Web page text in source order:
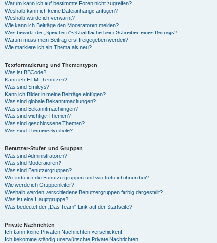
Warum kann ich auf bestimmte Foren nicht zugreifen?
Weshalb kann ich keine Dateianhänge anfügen?
Weshalb wurde ich verwarnt?
Wie kann ich Beiträge den Moderatoren melden?
Was bewirkt die „Speichern“-Schaltfläche beim Schreiben eines Beitrags?
Warum muss mein Beitrag erst freigegeben werden?
Wie markiere ich ein Thema als neu?
Textformatierung und Thementypen
Was ist BBCode?
Kann ich HTML benutzen?
Was sind Smileys?
Kann ich Bilder in meine Beiträge einfügen?
Was sind globale Bekanntmachungen?
Was sind Bekanntmachungen?
Was sind wichtige Themen?
Was sind geschlossene Themen?
Was sind Themen-Symbole?
Benutzer-Stufen und Gruppen
Was sind Administratoren?
Was sind Moderatoren?
Was sind Benutzergruppen?
Wo finde ich die Benutzergruppen und wie trete ich ihnen bei?
Wie werde ich Gruppenleiter?
Weshalb werden verschiedene Benutzergruppen farbig dargestellt?
Was ist eine Hauptgruppe?
Was bedeutet der „Das Team“-Link auf der Startseite?
Private Nachrichten
Ich kann keine Privaten Nachrichten verschicken!
Ich bekomme ständig unerwünschte Private Nachrichten!